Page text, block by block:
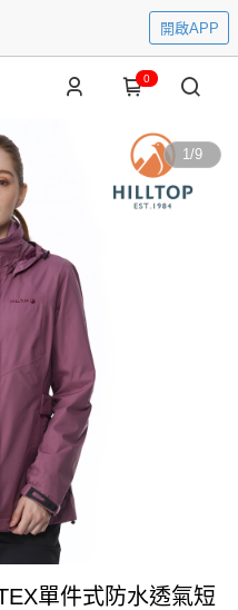
開啟APP
0
1/9
單件式防水透氣短